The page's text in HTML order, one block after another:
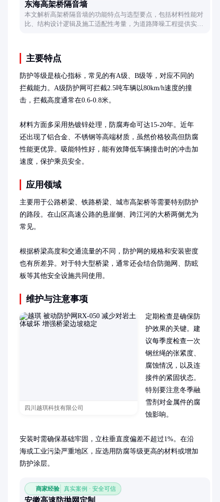
东海高架桥隔音墙
本文解析高架桥隔音墙的功能特点与选型要点，包括材料性能对
比、结构设计逻辑及施工适配性考量，为道路降噪工程提供实用
主要特点
防护等级是核心指标，常见的有A级、B级等，对应不同的
拦截能力。A级防护网可拦截2.5吨车辆以80km/h速度的撞
击，拦截高度通常在0.6-0.8米。
材料方面多采用热镀锌处理，防腐寿命可达15-20年。近年
还出现了铝合金、不锈钢等高端材质，虽然价格较高但防腐
性能更优异。吸能特性好，能有效降低车辆撞击时的冲击加
速度，保护乘员安全。
应用领域
主要用于公路桥梁、铁路桥梁、城市高架桥等需要特别防护
的路段。在山区高速公路的悬崖侧、跨江河的大桥两侧尤为
常见。
根据桥梁高度和交通流量的不同，防护网的规格和安装密度
也有所差异。对于特大型桥梁，通常还会结合防抛网、防眩
板等其他安全设施共同使用。
维护与注意事项
四川越琪科技有限公司
定期检查是确保防
护效果的关键。建
议每季度检查一次
钢丝绳的张紧度、
腐蚀情况，以及连
接件的紧固状态。
特别要注意冬季融
雪剂对金属件的腐
蚀影响。
安装时需确保基础牢固，立柱垂直度偏差不超过1%。在沿
海或工业污染严重地区，应选用防腐等级更高的材料或增加
防护涂层。
商家经验 真实案例 · 安全可信
安徽高速防抛网定制